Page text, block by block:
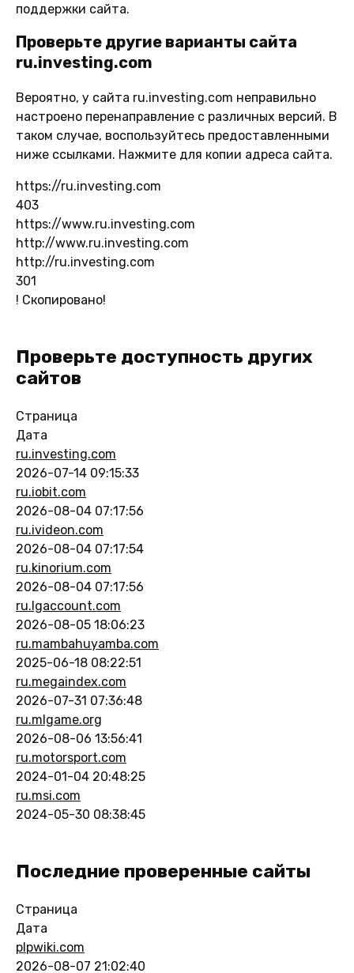
поддержки сайта.
Проверьте другие варианты сайта
ru.investing.com
Вероятно, у сайта ru.investing.com неправильно
настроено перенаправление с различных версий. В
таком случае, воспользуйтесь предоставленными
ниже ссылками. Нажмите для копии адреса сайта.
https://ru.investing.com
403
https://www.ru.investing.com
http://www.ru.investing.com
http://ru.investing.com
301
! Скопировано!
Проверьте доступность других
сайтов
Страница
Дата
ru.investing.com
2026-07-14 09:15:33
ru.iobit.com
2026-08-04 07:17:56
ru.ivideon.com
2026-08-04 07:17:54
ru.kinorium.com
2026-08-04 07:17:56
ru.lgaccount.com
2026-08-05 18:06:23
ru.mambahuyamba.com
2025-06-18 08:22:51
ru.megaindex.com
2026-07-31 07:36:48
ru.mlgame.org
2026-08-06 13:56:41
ru.motorsport.com
2024-01-04 20:48:25
ru.msi.com
2024-05-30 08:38:45
Последние проверенные сайты
Страница
Дата
plpwiki.com
2026-08-07 21:02:40